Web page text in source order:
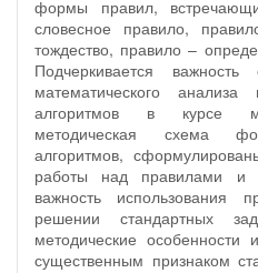
формы правил,
словесное правило,
тождество, правило –
Подчеркивается
математического
алгоритмов в курсе
методическая схема
алгоритмов,
работы над правилами и
важность использования
решении стандартных
методические
существенным признаком